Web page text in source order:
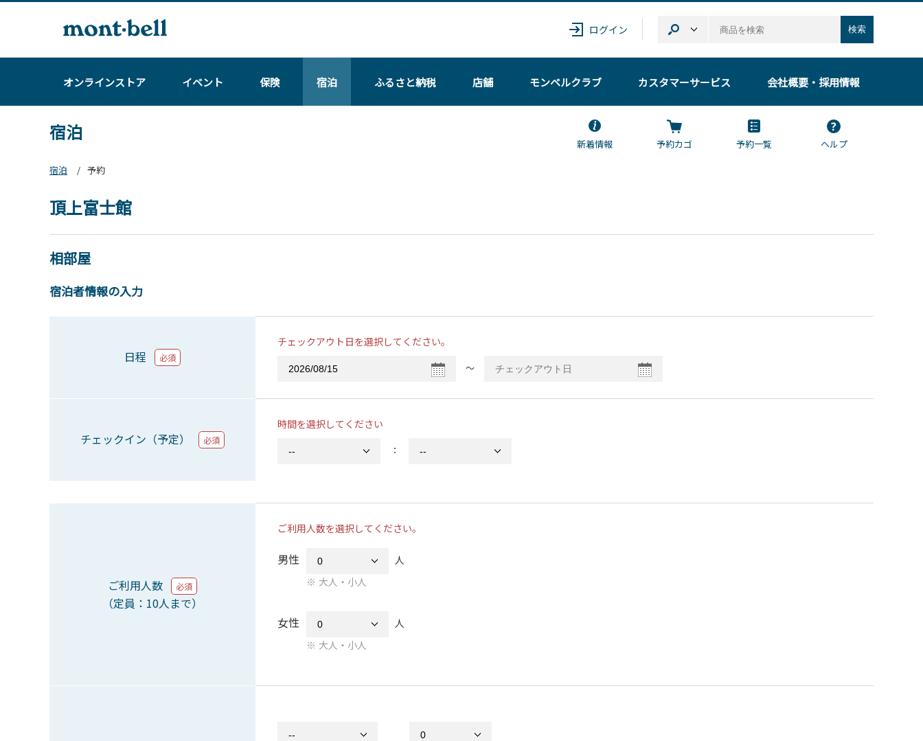
ログイン 検索
オンラインストア イベント 保険 宿泊 ふるさと納税 店舗 モンベルクラブ カスタマーサービス 会社概要・採用情報
宿泊
新着情報 予約カゴ 予約一覧
ヘルプ
宿泊
予約
頂上富士館
相部屋
宿泊者情報の入力
日程 必須
チェックアウト日を選択してください。
〜
チェックイン（予定） 必須
時間を選択してください
：
ご利用人数 必須
（定員：10人まで）
ご利用人数を選択してください。
男性
人
大人・小人
女性
人
大人・小人